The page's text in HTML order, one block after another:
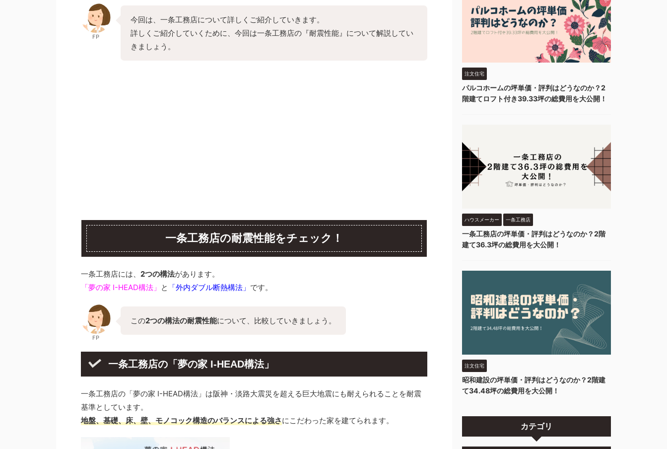
FP
今回は、一条工務店について詳しくご紹介していきます。
詳しくご紹介していくために、今回は一条工務店の『耐震性能』について解説してい
きましょう。
一条工務店の耐震性能をチェック！
一条工務店には、 2つの構法があります。
「夢の家 I-HEAD構法」 と 「外内ダブル断熱構法」 です。
FP
この2つの構法の耐震性能について、比較していきましょう。
一条工務店の「夢の家 I-HEAD構法」
一条工務店の「夢の家 I-HEAD構法」は阪神・淡路大震災を超える巨大地震にも耐えられることを耐震
基準としています。
地盤、基礎、床、壁、モノコック構造のバランスによる強さにこだわった家を建てられます。
注文住宅
パルコホームの坪単価・評判はどうなのか？2
階建てロフト付き39.33坪の総費用を大公開！
ハウスメーカー 一条工務店
一条工務店の坪単価・評判はどうなのか？2階
建て36.3坪の総費用を大公開！
注文住宅
昭和建設の坪単価・評判はどうなのか？2階建
て34.48坪の総費用を大公開！
カテゴリ